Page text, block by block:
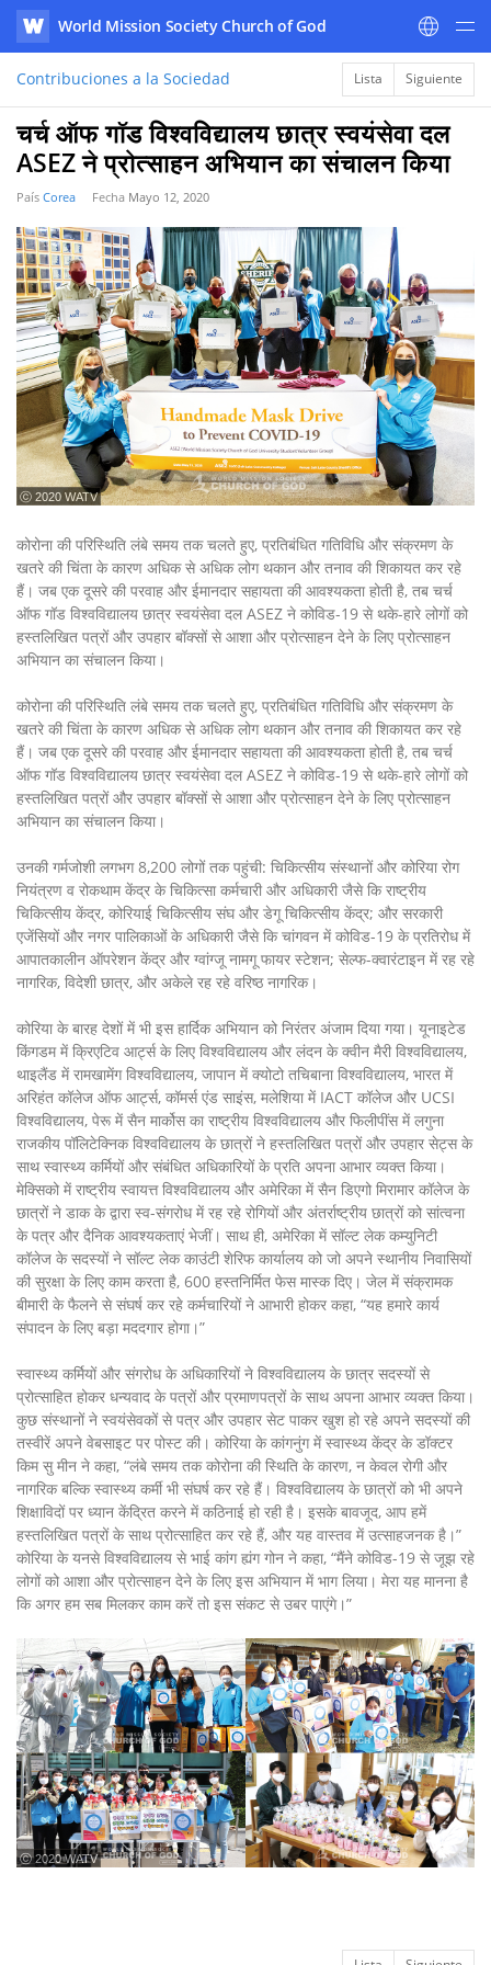
WATV
World Mission Society Church of God
Contribuciones a la Sociedad Lista Siguiente
चर्च ऑफ गॉड विश्वविद्यालय छात्र स्वयंसेवा दल
ASEZ ने प्रोत्साहन अभियान का संचालन किया
País Corea Fecha Mayo 12, 2020
ⓒ 2020 WATV
कोरोना की परिस्थिति लंबे समय तक चलते हुए, प्रतिबंधित गतिविधि और संक्रमण के
खतरे की चिंता के कारण अधिक से अधिक लोग थकान और तनाव की शिकायत कर रहे
हैं। जब एक दूसरे की परवाह और ईमानदार सहायता की आवश्यकता होती है, तब चर्च
ऑफ गॉड विश्वविद्यालय छात्र स्वयंसेवा दल ASEZ ने कोविड-19 से थके-हारे लोगों को
हस्तलिखित पत्रों और उपहार बॉक्सों से आशा और प्रोत्साहन देने के लिए प्रोत्साहन
अभियान का संचालन किया।
कोरोना की परिस्थिति लंबे समय तक चलते हुए, प्रतिबंधित गतिविधि और संक्रमण के
खतरे की चिंता के कारण अधिक से अधिक लोग थकान और तनाव की शिकायत कर रहे
हैं। जब एक दूसरे की परवाह और ईमानदार सहायता की आवश्यकता होती है, तब चर्च
ऑफ गॉड विश्वविद्यालय छात्र स्वयंसेवा दल ASEZ ने कोविड-19 से थके-हारे लोगों को
हस्तलिखित पत्रों और उपहार बॉक्सों से आशा और प्रोत्साहन देने के लिए प्रोत्साहन
अभियान का संचालन किया।
उनकी गर्मजोशी लगभग 8,200 लोगों तक पहुंची: चिकित्सीय संस्थानों और कोरिया रोग
नियंत्रण व रोकथाम केंद्र के चिकित्सा कर्मचारी और अधिकारी जैसे कि राष्ट्रीय
चिकित्सीय केंद्र, कोरियाई चिकित्सीय संघ और डेगू चिकित्सीय केंद्र; और सरकारी
एजेंसियों और नगर पालिकाओं के अधिकारी जैसे कि चांगवन में कोविड-19 के प्रतिरोध में
आपातकालीन ऑपरेशन केंद्र और ग्वांग्जू नामगू फायर स्टेशन; सेल्फ-क्वारंटाइन में रह रहे
नागरिक, विदेशी छात्र, और अकेले रह रहे वरिष्ठ नागरिक।
कोरिया के बारह देशों में भी इस हार्दिक अभियान को निरंतर अंजाम दिया गया। यूनाइटेड
किंगडम में क्रिएटिव आर्ट्स के लिए विश्वविद्यालय और लंदन के क्वीन मैरी विश्वविद्यालय,
थाइलैंड में रामखामेंग विश्वविद्यालय, जापान में क्योटो तचिबाना विश्वविद्यालय, भारत में
अरिहंत कॉलेज ऑफ आर्ट्स, कॉमर्स एंड साइंस, मलेशिया में IACT कॉलेज और UCSI
विश्वविद्यालय, पेरू में सैन मार्कोस का राष्ट्रीय विश्वविद्यालय और फिलीपींस में लगुना
राजकीय पॉलिटेक्निक विश्वविद्यालय के छात्रों ने हस्तलिखित पत्रों और उपहार सेट्स के
साथ स्वास्थ्य कर्मियों और संबंधित अधिकारियों के प्रति अपना आभार व्यक्त किया।
मेक्सिको में राष्ट्रीय स्वायत्त विश्वविद्यालय और अमेरिका में सैन डिएगो मिरामार कॉलेज के
छात्रों ने डाक के द्वारा स्व-संगरोध में रह रहे रोगियों और अंतर्राष्ट्रीय छात्रों को सांत्वना
के पत्र और दैनिक आवश्यकताएं भेजीं। साथ ही, अमेरिका में सॉल्ट लेक कम्युनिटी
कॉलेज के सदस्यों ने सॉल्ट लेक काउंटी शेरिफ कार्यालय को जो अपने स्थानीय निवासियों
की सुरक्षा के लिए काम करता है, 600 हस्तनिर्मित फेस मास्क दिए। जेल में संक्रामक
बीमारी के फैलने से संघर्ष कर रहे कर्मचारियों ने आभारी होकर कहा, “यह हमारे कार्य
संपादन के लिए बड़ा मददगार होगा।”
स्वास्थ्य कर्मियों और संगरोध के अधिकारियों ने विश्वविद्यालय के छात्र सदस्यों से
प्रोत्साहित होकर धन्यवाद के पत्रों और प्रमाणपत्रों के साथ अपना आभार व्यक्त किया।
कुछ संस्थानों ने स्वयंसेवकों से पत्र और उपहार सेट पाकर खुश हो रहे अपने सदस्यों की
तस्वीरें अपने वेबसाइट पर पोस्ट की। कोरिया के कांगनुंग में स्वास्थ्य केंद्र के डॉक्टर
किम सु मीन ने कहा, “लंबे समय तक कोरोना की स्थिति के कारण, न केवल रोगी और
नागरिक बल्कि स्वास्थ्य कर्मी भी संघर्ष कर रहे हैं। विश्वविद्यालय के छात्रों को भी अपने
शिक्षाविदों पर ध्यान केंद्रित करने में कठिनाई हो रही है। इसके बावजूद, आप हमें
हस्तलिखित पत्रों के साथ प्रोत्साहित कर रहे हैं, और यह वास्तव में उत्साहजनक है।”
कोरिया के यनसे विश्वविद्यालय से भाई कांग ह्यंग गोन ने कहा, “मैंने कोविड-19 से जूझ रहे
लोगों को आशा और प्रोत्साहन देने के लिए इस अभियान में भाग लिया। मेरा यह मानना है
कि अगर हम सब मिलकर काम करें तो इस संकट से उबर पाएंगे।”
ⓒ 2020 WATV